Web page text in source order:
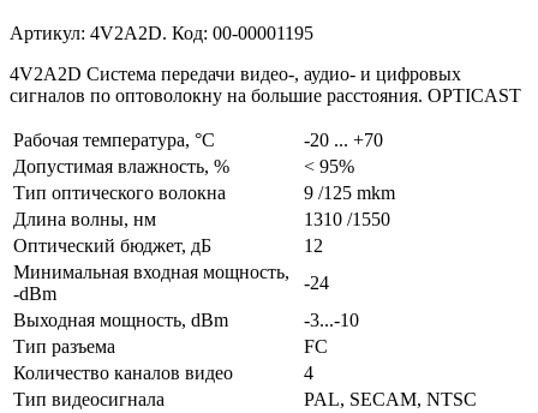
Артикул: 4V2A2D. Код: 00-00001195
4V2A2D Система передачи видео-, аудио- и цифровых
сигналов по оптоволокну на большие расстояния. OPTICAST
Рабочая температура, °C
-20 ... +70
Допустимая влажность, %
< 95%
Тип оптического волокна
9 /125 mkm
Длина волны, нм
1310 /1550
Оптический бюджет, дБ
12
Минимальная входная мощность,
-dBm
-24
Выходная мощность, dBm
-3...-10
Тип разъема
FC
Количество каналов видео
4
Тип видеосигнала
PAL, SECAM, NTSC